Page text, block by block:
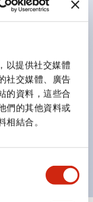
以提供社交媒體
社交媒體、廣告
的資料，這些合
們的其他資料或
相結合。
黃（Y）、琥珀
［φ9、φ10］